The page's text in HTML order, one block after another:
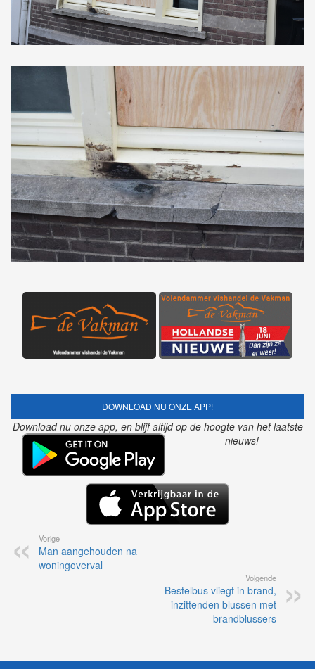
DOWNLOAD NU ONZE APP!
Download nu onze app, en blijf altijd op de hoogte van het laatste
nieuws!
Vorige
Man aangehouden na
woningoverval
Volgende
Bestelbus vliegt in brand,
inzittenden blussen met
brandblussers